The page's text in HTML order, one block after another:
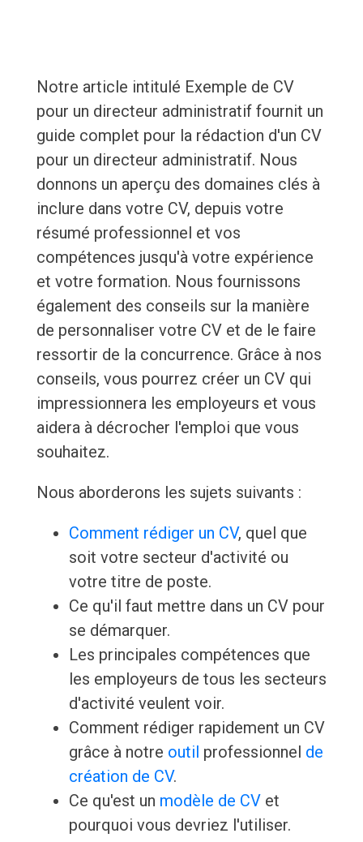
Notre article intitulé Exemple de CV
pour un directeur administratif fournit un
guide complet pour la rédaction d'un CV
pour un directeur administratif. Nous
donnons un aperçu des domaines clés à
inclure dans votre CV, depuis votre
résumé professionnel et vos
compétences jusqu'à votre expérience
et votre formation. Nous fournissons
également des conseils sur la manière
de personnaliser votre CV et de le faire
ressortir de la concurrence. Grâce à nos
conseils, vous pourrez créer un CV qui
impressionnera les employeurs et vous
aidera à décrocher l'emploi que vous
souhaitez.
Nous aborderons les sujets suivants :
Comment rédiger un CV, quel que
soit votre secteur d'activité ou
votre titre de poste.
Ce qu'il faut mettre dans un CV pour
se démarquer.
Les principales compétences que
les employeurs de tous les secteurs
d'activité veulent voir.
Comment rédiger rapidement un CV
grâce à notre outil professionnel de
création de CV.
Ce qu'est un modèle de CVet
pourquoi vous devriez l'utiliser.